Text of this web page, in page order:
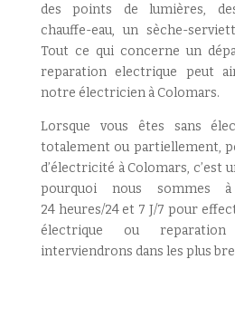
des points de lumières,
chauffe-eau, un sèche-
Tout ce qui concerne un
reparation electrique peut
notre électricien à Colomars.
Lorsque vous êtes sans
totalement ou partiellement,
d’électricité à Colomars, c’est
pourquoi nous sommes
24 heures/24 et 7 J/7 pour
électrique ou reparation
interviendrons dans les plus